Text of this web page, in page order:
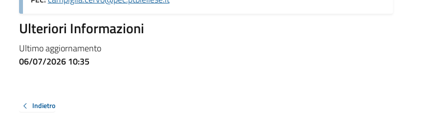
Ulteriori Informazioni
Ultimo aggiornamento
06/07/2026 10:35
Indietro